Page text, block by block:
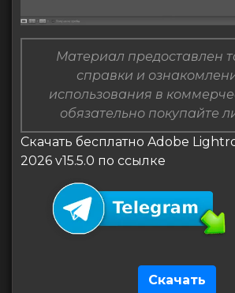
Материал предоставлен
справки и
использования в
обязательно покупайте
Скачать бесплатно Adobe
2026 v15.5.0 по ссылке
Скачать